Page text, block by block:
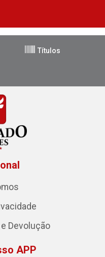
Títulos
Devolução
APP